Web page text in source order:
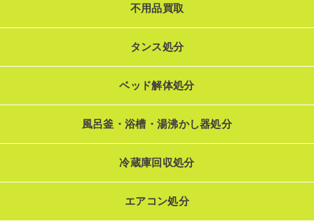
不用品買取
タンス処分
ベッド解体処分
風呂釜・浴槽・湯沸かし器処分
冷蔵庫回収処分
エアコン処分